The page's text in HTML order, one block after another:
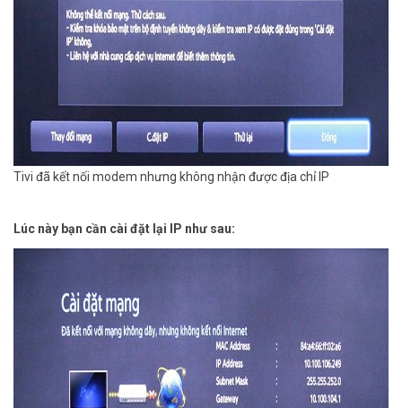
Tivi đã kết nối modem nhưng không nhận được địa chỉ IP
Lúc này bạn cần cài đặt lại IP như sau: